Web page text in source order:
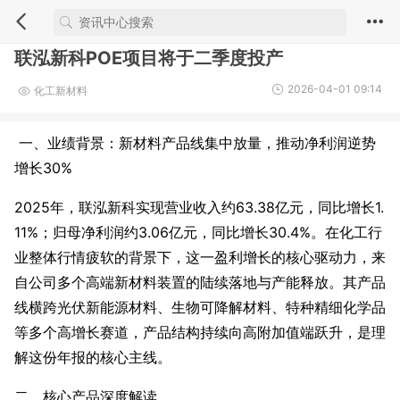
联泓新科POE项目将于二季度投产
化工新材料 2026-04-01 09:14
一、业绩背景：新材料产品线集中放量，推动净利润逆势
增长30%
2025年，联泓新科实现营业收入约63.38亿元，同比增长1.
11%；归母净利润约3.06亿元，同比增长30.4%。在化工行
业整体行情疲软的背景下，这一盈利增长的核心驱动力，来
自公司多个高端新材料装置的陆续落地与产能释放。其产品
线横跨光伏新能源材料、生物可降解材料、特种精细化学品
等多个高增长赛道，产品结构持续向高附加值端跃升，是理
解这份年报的核心主线。
二、核心产品深度解读